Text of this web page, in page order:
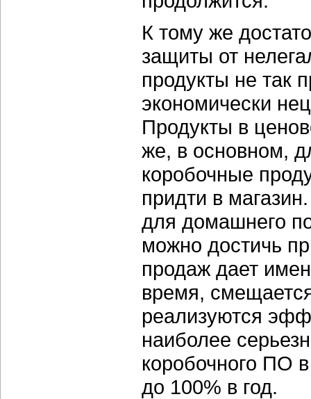
К тому же
защиты от
продукты не так
экономически
Продукты в
же, в основном,
коробочные
придти в
для домашнего
можно достичь
продаж дает
время,
реализуются
наиболее
коробочного ПО
до 100% в год.